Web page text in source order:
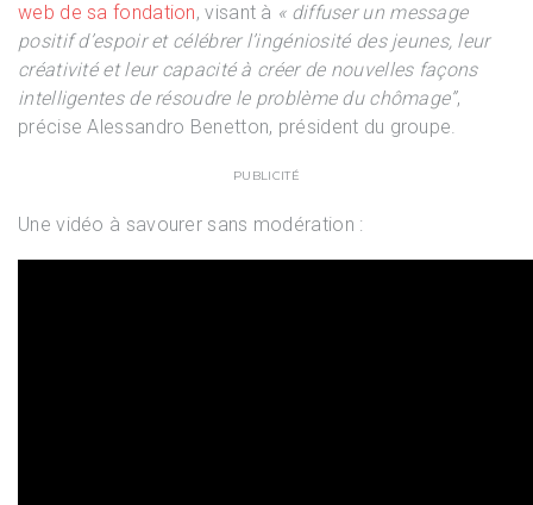
web de sa fondation, visant à « diffuser un message
positif d’espoir et célébrer l’ingéniosité des jeunes, leur
créativité et leur capacité à créer de nouvelles façons
intelligentes de résoudre le problème du chômage”,
précise Alessandro Benetton, président du groupe.
PUBLICITÉ
Une vidéo à savourer sans modération :